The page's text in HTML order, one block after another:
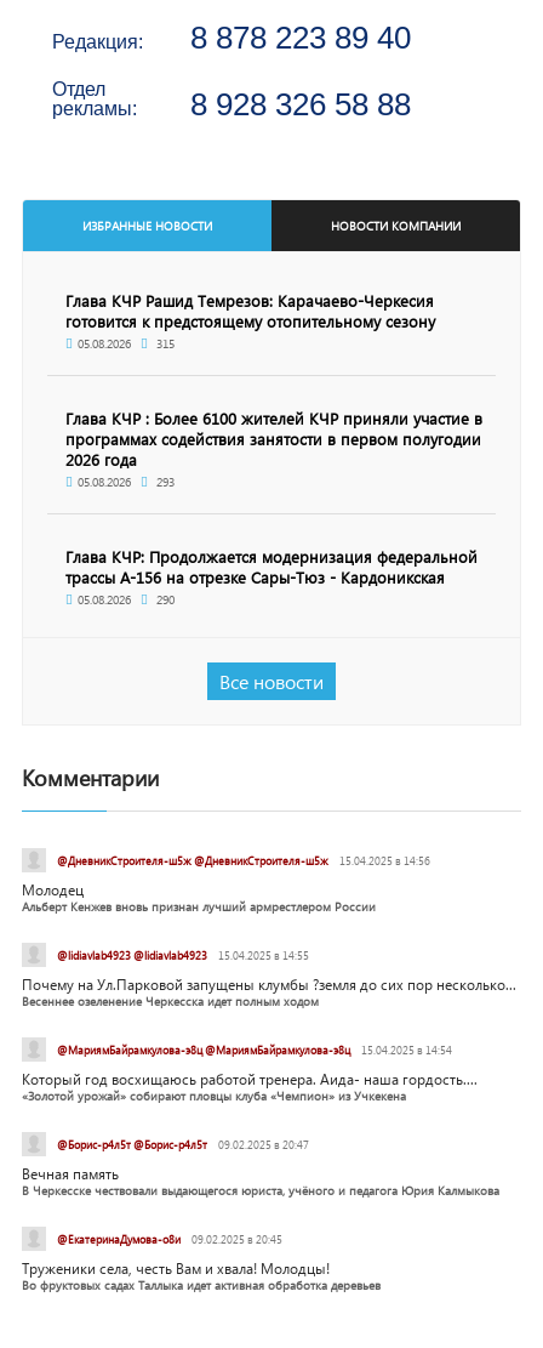
Редакция: 8 878 223 89 40
Отдел
рекламы:
8 928 326 58 88
ИЗБРАННЫЕ НОВОСТИ НОВОСТИ КОМПАНИИ
Глава КЧР Рашид Темрезов: Карачаево-Черкесия
готовится к предстоящему отопительному сезону
05.08.2026 315
Глава КЧР : Более 6100 жителей КЧР приняли участие в
программах содействия занятости в первом полугодии
2026 года
05.08.2026 293
Глава КЧР: Продолжается модернизация федеральной
трассы А-156 на отрезке Сары-Тюз - Кардоникская
05.08.2026 290
Все новости
Комментарии
@ДневникСтроителя-ш5ж @ДневникСтроителя-ш5ж 15.04.2025 в 14:56
Молодец
Альберт Кенжев вновь признан лучший армрестлером России
@lidiavlab4923 @lidiavlab4923 15.04.2025 в 14:55
Почему на Ул.Парковой запущены клумбы ?земля до сих пор несколько...
Весеннее озеленение Черкесска идет полным ходом
@МариямБайрамкулова-э8ц @МариямБайрамкулова-э8ц 15.04.2025 в 14:54
Который год восхищаюсь работой тренера. Аида- наша гордость....
«Золотой урожай» собирают пловцы клуба «Чемпион» из Учкекена
@Борис-р4л5т @Борис-р4л5т 09.02.2025 в 20:47
Вечная память
В Черкесске чествовали выдающегося юриста, учёного и педагога Юрия Калмыкова
@ЕкатеринаДумова-о8и 09.02.2025 в 20:45
Труженики села, честь Вам и хвала! Молодцы!
Во фруктовых садах Таллыка идет активная обработка деревьев